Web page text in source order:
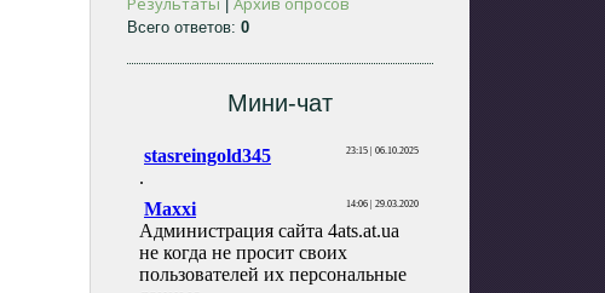
|
Всего ответов:0
Мини-чат